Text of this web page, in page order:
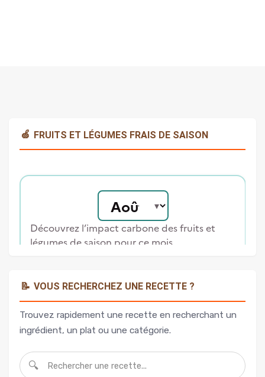
🍏 FRUITS ET LÉGUMES FRAIS DE SAISON
📝 VOUS RECHERCHEZ UNE RECETTE ?
Trouvez rapidement une recette en recherchant un
ingrédient, un plat ou une catégorie.
🔍